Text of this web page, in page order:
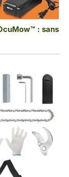
: sans